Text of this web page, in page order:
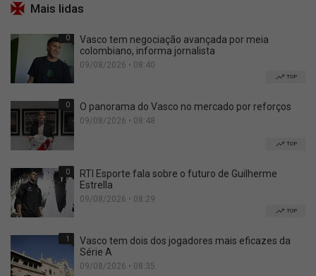
Mais lidas
0
Vasco tem negociação avançada por meia
colombiano, informa jornalista
09/08/2026 • 08:40
TOP
0 O panorama do Vasco no mercado por reforços
09/08/2026 • 08:48
TOP
0
RTI Esporte fala sobre o futuro de Guilherme
Estrella
09/08/2026 • 08:29
TOP
1
Vasco tem dois dos jogadores mais eficazes da
Série A
09/08/2026 • 08:35